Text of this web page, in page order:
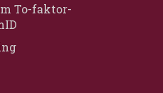
To-faktor-